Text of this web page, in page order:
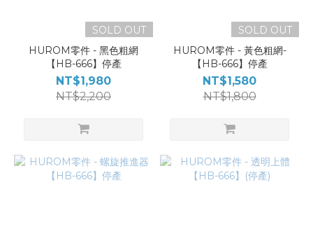
SOLD OUT
HUROM零件 - 黑色粗網
【HB-666】停產
NT$1,980
NT$2,200
SOLD OUT
HUROM零件 - 黃色粗網-
【HB-666】停產
NT$1,580
NT$1,800